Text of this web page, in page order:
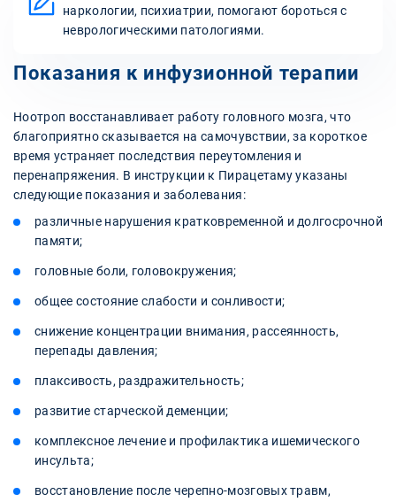
наркологии, психиатрии, помогают бороться с
неврологическими патологиями.
Показания к инфузионной терапии
Ноотроп восстанавливает работу головного мозга, что
благоприятно сказывается на самочувствии, за короткое
время устраняет последствия переутомления и
перенапряжения. В инструкции к Пирацетаму указаны
следующие показания и заболевания:
различные нарушения кратковременной и долгосрочной
памяти;
головные боли, головокружения;
общее состояние слабости и сонливости;
снижение концентрации внимания, рассеянность,
перепады давления;
плаксивость, раздражительность;
развитие старческой деменции;
комплексное лечение и профилактика ишемического
инсульта;
восстановление после черепно-мозговых травм,